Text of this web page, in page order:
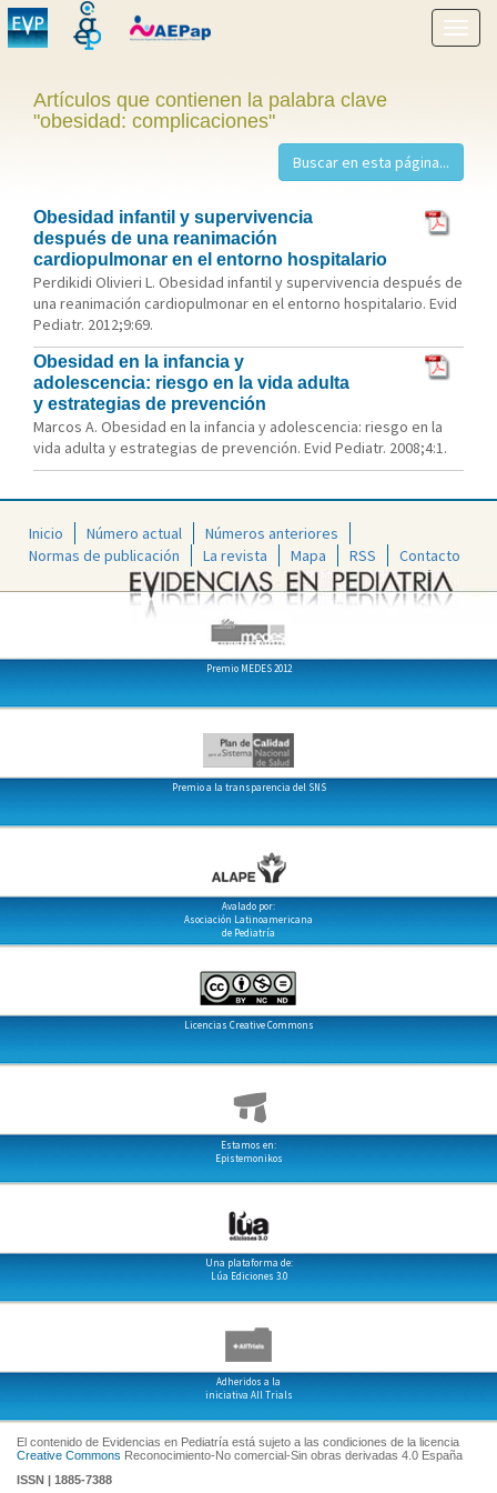
menú
Artículos que contienen la palabra clave
"obesidad: complicaciones"
Obesidad infantil y supervivencia
después de una reanimación
cardiopulmonar en el entorno hospitalario
Perdikidi Olivieri L. Obesidad infantil y supervivencia después de
una reanimación cardiopulmonar en el entorno hospitalario. Evid
Pediatr. 2012;9:69.
Obesidad en la infancia y
adolescencia: riesgo en la vida adulta
y estrategias de prevención
Marcos A. Obesidad en la infancia y adolescencia: riesgo en la
vida adulta y estrategias de prevención. Evid Pediatr. 2008;4:1.
Inicio Número actual
Números anteriores
Normas de publicación
La revista Mapa RSS Contacto
Premio MEDES 2012
Premio a la transparencia del SNS
Avalado por:
Asociación Latinoamericana
de Pediatría
Licencias Creative Commons
Estamos en:
Epistemonikos
Una plataforma de:
Lúa Ediciones 3.0
Adheridos a la
iniciativa All Trials
El contenido de Evidencias en Pediatría está sujeto a las condiciones de la licencia
Creative Commons Reconocimiento-No comercial-Sin obras derivadas 4.0 España
ISSN | 1885-7388